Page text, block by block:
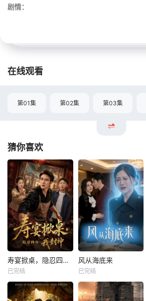
剧情：
在线观看
第01集 第02集 第03集
猜你喜欢
寿宴掀桌，隐忍四年我封神
已完结
风从海底来
已完结